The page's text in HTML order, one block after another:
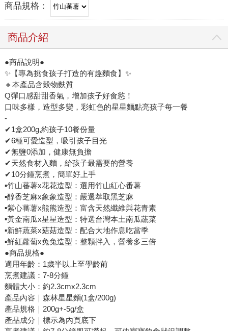
商品規格：
商品介紹
●商品說明●
✨【專為挑食孩子打造的有趣麵食】✨
🔸本產品含穀物麩質
Q彈口感甜甜香氣，增加孩子好食慾！
口味多樣，造型多變，彩虹色的星星麵點亮孩子每一餐
-
✔1盒200g,約孩子10餐份量
✔6種可愛造型，吸引孩子目光
✔無鹽0添加，健康無負擔
✔天然食材入麵，給孩子最需要的營養
✔10分鐘烹煮，簡單好上手
▪️竹山蕃薯x花花造型：選用竹山紅心番薯
▪️醇香芝麻x象象造型：嚴選萃取黑芝麻
▪️紫心蕃薯x熊熊造型：富含天然纖維與花青素
▪️黃金南瓜x星星造型：特選台灣本土南瓜蔬菜
▪️新鮮蔬菜x菇菇造型：配合大地作息吃當季
▪️鮮紅蘿蔔x兔兔造型：整顆拌入，營養多三倍
●商品規格●
適用年齡：1歲半以上至學齡前
烹煮建議：7-8分鐘
麵體大小：約2.3cmx2.3cm
產品內容｜森林星星麵(1盒/200g)
產品規格｜200g+-5g/盒
產品成分｜標示為內頁底下